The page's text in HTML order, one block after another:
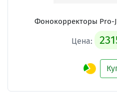
Фонокорректоры Pro-
Цена: